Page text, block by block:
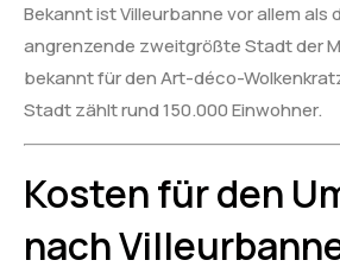
Bekannt ist Villeurbanne vor allem als
angrenzende zweitgrößte Stadt der
bekannt für den Art-déco-
Stadt zählt rund 150.000 Einwohner.
Kosten für den
nach